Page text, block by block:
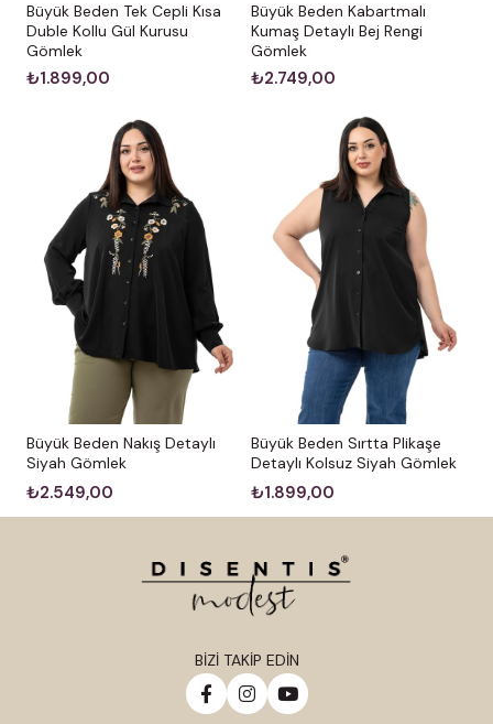
Büyük Beden Tek Cepli Kısa
Duble Kollu Gül Kurusu
Gömlek
₺1.899,00
Büyük Beden Kabartmalı
Kumaş Detaylı Bej Rengi
Gömlek
₺2.749,00
Büyük Beden Nakış Detaylı
Siyah Gömlek
₺2.549,00
Büyük Beden Sırtta Plikaşe
Detaylı Kolsuz Siyah Gömlek
₺1.899,00
BİZİ TAKİP EDİN